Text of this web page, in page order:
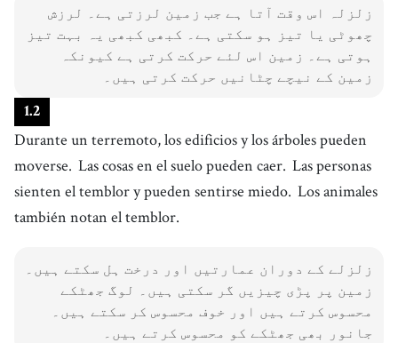
زلزلہ اس وقت آتا ہے جب زمین لرزتی ہے۔ لرزش
چھوٹی یا تیز ہو سکتی ہے۔ کبھی کبھی یہ بہت تیز
ہوتی ہے۔ زمین اس لئے حرکت کرتی ہے کیونکہ
زمین کے نیچے چٹانیں حرکت کرتی ہیں۔
1.2
Durante un terremoto, los edificios y los árboles pueden
moverse. Las cosas en el suelo pueden caer. Las personas
sienten el temblor y pueden sentirse miedo. Los animales
también notan el temblor.
زلزلے کے دوران عمارتیں اور درخت ہل سکتے ہیں۔
زمین پر پڑی چیزیں گر سکتی ہیں۔ لوگ جھٹکے
محسوس کرتے ہیں اور خوف محسوس کر سکتے ہیں۔
جانور بھی جھٹکے کو محسوس کرتے ہیں۔